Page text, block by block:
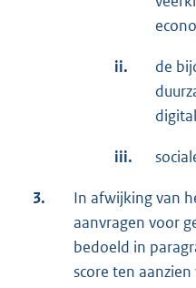
ii.
de
iii.
3.
In afwijking van
aanvragen voor
bedoeld in
score ten aanzien